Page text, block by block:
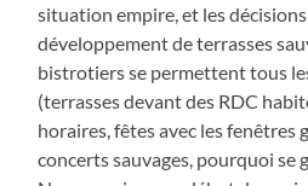
situation empire, et les
développement de terrasses
bistrotiers se permettent tous
(terrasses devant des RDC
horaires, fêtes avec les fenêtres
concerts sauvages, pourquoi se